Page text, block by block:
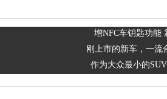
增NFC车钥匙功能
刚上市的新车，一流
作为大众最小的